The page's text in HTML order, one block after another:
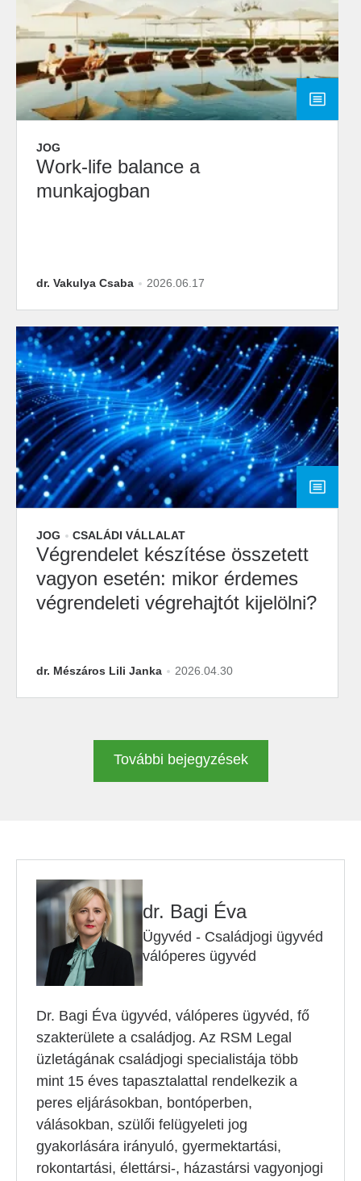
JOG
Work-life balance a
munkajogban
dr. Vakulya Csaba 2026.06.17
JOG CSALÁDI VÁLLALAT
Végrendelet készítése összetett
vagyon esetén: mikor érdemes
végrendeleti végrehajtót kijelölni?
dr. Mészáros Lili Janka 2026.04.30
További bejegyzések
dr. Bagi Éva
Ügyvéd - Családjogi ügyvéd
válóperes ügyvéd
Dr. Bagi Éva ügyvéd, válóperes ügyvéd, fő
szakterülete a családjog. Az RSM Legal
üzletágának családjogi specialistája több
mint 15 éves tapasztalattal rendelkezik a
peres eljárásokban, bontóperben,
válásokban, szülői felügyeleti jog
gyakorlására irányuló, gyermektartási,
rokontartási, élettársi-, házastársi vagyonjogi